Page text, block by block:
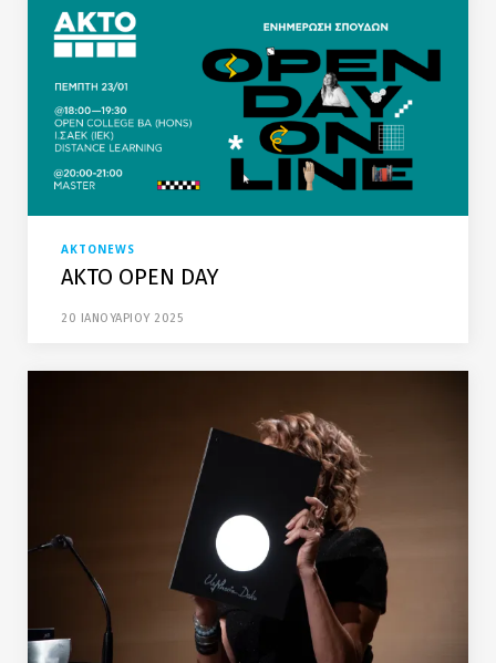
AKTONEWS
AKTO OPEN DAY
20 ΙΑΝΟΥΑΡΙΟΥ 2025